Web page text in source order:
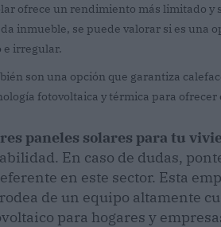
ofrece un rendimiento más limitado y
inmueble, se puede valorar si es una
e irregular.
son una opción que garantiza
fotovoltaica y térmica para ofrecer
paneles solares para tu
En caso de dudas,
en este sector. Esta
de un equipo altamente
para hogares y